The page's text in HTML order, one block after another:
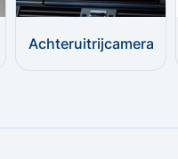
Achteruitrijcamera